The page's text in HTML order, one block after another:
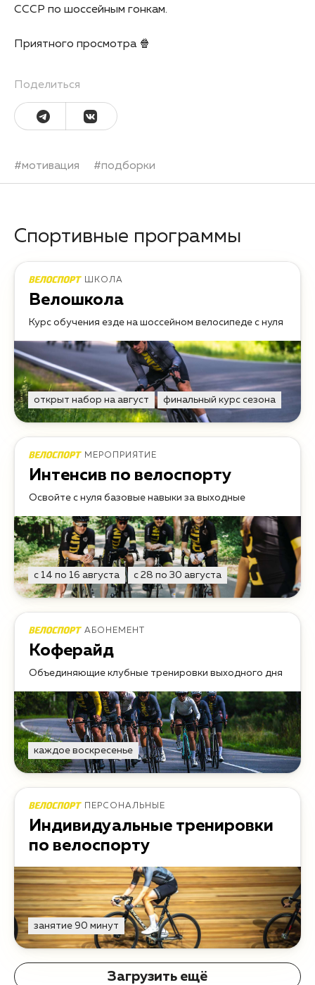
СССР по шоссейным гонкам.
Приятного просмотра 🍿
Поделиться
#мотивация #подборки
Спортивные программы
ШКОЛА
Велошкола
Курс обучения езде на шоссейном велосипеде с нуля
открыт набор на август финальный курс сезона
МЕРОПРИЯТИЕ
Интенсив по велоспорту
Освойте с нуля базовые навыки за выходные
с 14 по 16 августа с 28 по 30 августа
АБОНЕМЕНТ
Коферайд
Объединяющие клубные тренировки выходного дня
каждое воскресенье
ПЕРСОНАЛЬНЫЕ
Индивидуальные тренировки
по велоспорту
занятие 90 минут
Загрузить ещё